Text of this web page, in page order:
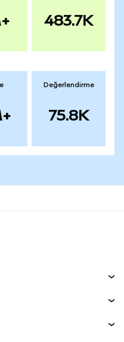
483.7K
Değerlendirme
75.8K